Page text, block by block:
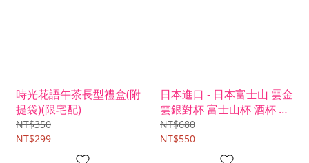
時光花語午茶長型禮盒(附
提袋)(限宅配)
NT$350
NT$299
日本進口 - 日本富士山 雲金
雲銀對杯 富士山杯 酒杯 木
盒裝 149224
NT$680
NT$550